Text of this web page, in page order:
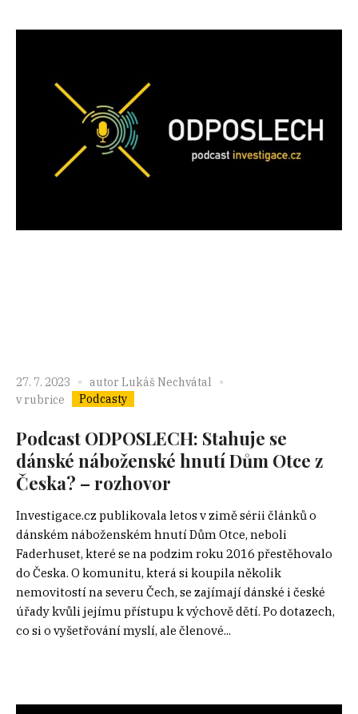
27. 7. 2023 autor Lukáš Nechvátal
v rubrice
Podcasty
Podcast ODPOSLECH: Stahuje se
dánské náboženské hnutí Dům Otce z
Česka? – rozhovor
Investigace.cz publikovala letos v zimě sérii článků o
dánském náboženském hnutí Dům Otce, neboli
Faderhuset, které se na podzim roku 2016 přestěhovalo
do Česka. O komunitu, která si koupila několik
nemovitostí na severu Čech, se zajímají dánské i české
úřady kvůli jejímu přístupu k výchově dětí. Po dotazech,
co si o vyšetřování myslí, ale členové...